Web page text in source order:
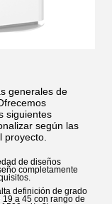
generales de
siguientes
según las
proyecto.
de diseños
completamente
definición de grado
a 45 con rango de